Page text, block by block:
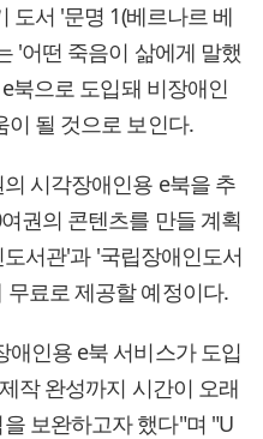
도서 '문명 1(베르나르 베
'어떤 죽음이 삶에게 말했
북으로 도입돼 비장애인
될 것으로 보인다.
시각장애인용 e북을 추
권의 콘텐츠를 만들 계획
서관'과 '국립장애인도서
료로 제공할 예정이다.
애인용 e북 서비스가 도입
작 완성까지 시간이 오래
보완하고자 했다"며 "U